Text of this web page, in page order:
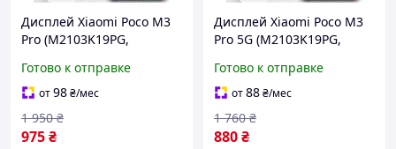
Дисплей Xiaomi Poco M3
Pro (M2103K19PG,
оригинального качества,
экран на Ксиоми Поко М3
Про
Готово к отправке
от98₴/мес
975₴
1 950 ₴
Дисплей Xiaomi Poco M3
Pro 5G (M2103K19PG,
оригинального качества,
экран на Ксиоми Поко М3
Про
Готово к отправке
от88₴/мес
880₴
1 760 ₴